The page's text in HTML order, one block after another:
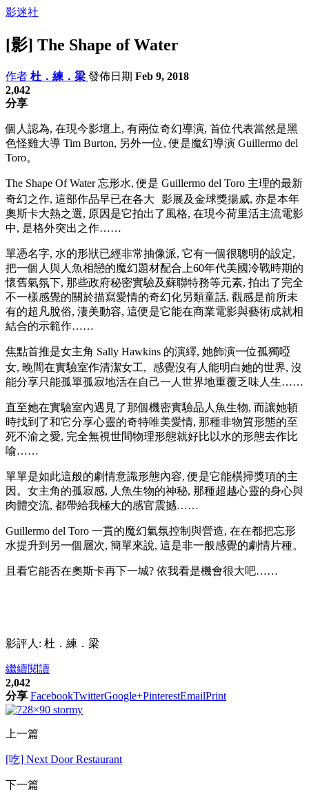
影迷社
[影] The Shape of Water
作者 杜．練．梁 發佈日期 Feb 9, 2018
2,042
分享
個人認為, 在現今影壇上, 有兩位奇幻導演, 首位代表當然是黑
色怪雞大導 Tim Burton, 另外一位, 便是魔幻導演 Guillermo del
Toro。
The Shape Of Water 忘形水, 便是 Guillermo del Toro 主理的最新
奇幻之作, 這部作品早已在各大 影展及金球獎揚威, 亦是本年
奧斯卡大熱之選, 原因是它拍出了風格, 在現今荷里活主流電影
中, 是格外突出之作……
單憑名字, 水的形狀已經非常抽像派, 它有一個很聰明的設定,
把一個人與人魚相戀的魔幻題材配合上60年代美國冷戰時期的
懷舊氣氛下, 那些政府秘密實驗及蘇聯特務等元素, 拍出了完全
不一樣感覺的關於描寫愛情的奇幻化另類童話, 觀感是前所未
有的超凡脫俗, 淒美動容, 這便是它能在商業電影與藝術成就相
結合的示範作……
焦點首推是女主角 Sally Hawkins 的演繹, 她飾演一位孤獨啞
女, 晚間在實驗室作清潔女工, 感覺沒有人能明白她的世界, 沒
能分享只能孤單孤寂地活在自己一人世界地重覆乏味人生……
直至她在實驗室內遇見了那個機密實驗品人魚生物, 而讓她頓
時找到了和它分享心靈的奇特唯美愛情, 那種非物質形態的至
死不渝之愛, 完全無視世間物理形態就好比以水的形態去作比
喻……
單單是如此這般的劇情意識形態內容, 便是它能橫掃獎項的主
因。女主角的孤寂感, 人魚生物的神秘, 那種超越心靈的身心與
肉體交流, 都帶給我極大的感官震撼……
Guillermo del Toro 一貫的魔幻氣氛控制與營造, 在在都把忘形
水提升到另一個層次, 簡單來說, 這是非一般感覺的劇情片種。
且看它能否在奧斯卡再下一城? 依我看是機會很大吧……
影評人: 杜．練．梁
繼續閱讀
2,042
分享 FacebookTwitterGoogle+PinterestEmailPrint
上一篇
[吃] Next Door Restaurant
下一篇